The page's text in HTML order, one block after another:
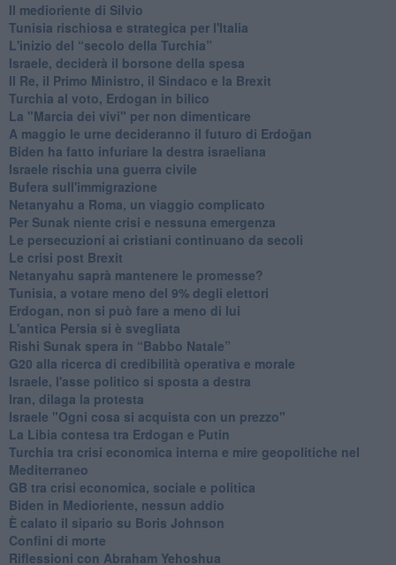
Il medioriente di Silvio
Tunisia rischiosa e strategica per l'Italia
L'inizio del “secolo della Turchia”
Israele, deciderà il borsone della spesa
Il Re, il Primo Ministro, il Sindaco e la Brexit
Turchia al voto, Erdogan in bilico
La "Marcia dei vivi" per non dimenticare
A maggio le urne decideranno il futuro di Erdoğan
Biden ha fatto infuriare la destra israeliana
Israele rischia una guerra civile
Bufera sull'immigrazione
Netanyahu a Roma, un viaggio complicato
Per Sunak niente crisi e nessuna emergenza
Le persecuzioni ai cristiani continuano da secoli
Le crisi post Brexit
Netanyahu saprà mantenere le promesse?
Tunisia, a votare meno del 9% degli elettori
Erdogan, non si può fare a meno di lui
L'antica Persia si è svegliata
Rishi Sunak spera in “Babbo Natale”
G20 alla ricerca di credibilità operativa e morale
Israele, l'asse politico si sposta a destra
Iran, dilaga la protesta
Israele "Ogni cosa si acquista con un prezzo"
La Libia contesa tra Erdogan e Putin
Turchia tra crisi economica interna e mire geopolitiche nel
Mediterraneo
GB tra crisi economica, sociale e politica
Biden in Medioriente, nessun addio
È calato il sipario su Boris Johnson
Confini di morte
Riflessioni con Abraham Yehoshua